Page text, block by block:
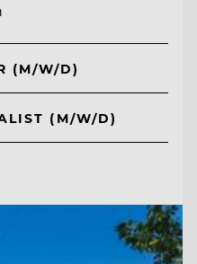
(M/W/D)
(M/W/D)